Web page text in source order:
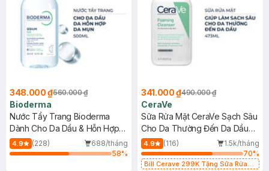
348.000 ₫560.000 ₫
Bioderma
Nước Tẩy Trang Bioderma
Dành Cho Da Dầu & Hỗn Hợp
500ml
4.9 (228)
688/tháng
58%
341.000 ₫490.000 ₫
CeraVe
Sữa Rửa Mặt CeraVe Sạch Sâu
Cho Da Thường Đến Da Dầu
473ml
4.9 (116)
1.5k/tháng
70%
Bill Cerave 299K Tặng Sữa Rửa